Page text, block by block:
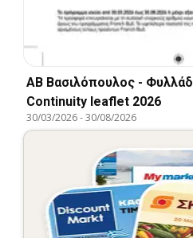
ΑΒ Βασιλόπουλος -
Continuity leaflet 2026
30/03/2026-30/08/2026